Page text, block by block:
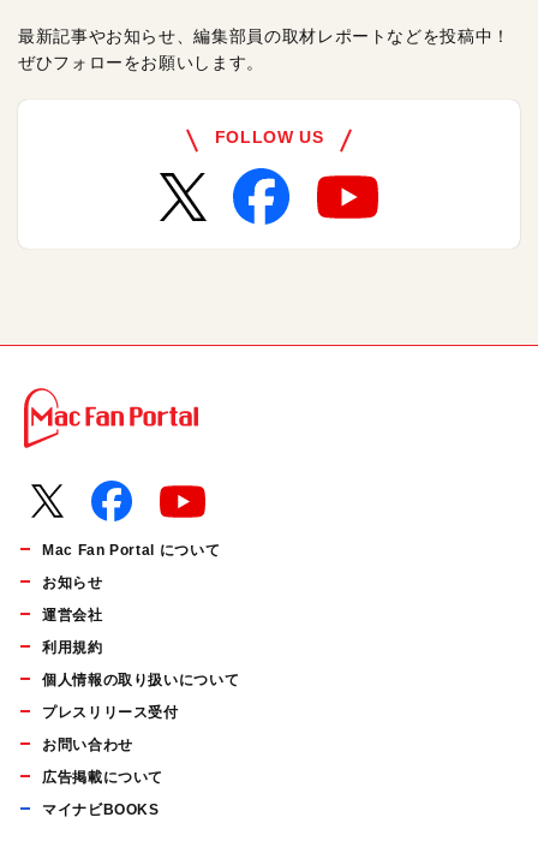
最新記事やお知らせ、編集部員の取材レポートなどを投稿中！
ぜひフォローをお願いします。
FOLLOW US
Mac Fan Portal について
お知らせ
運営会社
利用規約
個人情報の取り扱いについて
プレスリリース受付
お問い合わせ
広告掲載について
マイナビBOOKS